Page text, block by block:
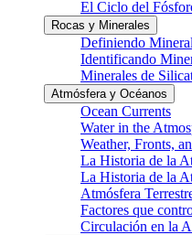
El Ciclo del
Rocas y Minerales
Definiendo
Identificando
Minerales de
Atmósfera y Océanos
Ocean Currents
Water in the
Weather, Fronts,
La Historia de la
La Historia de la
Atmósfera
Factores que
Circulación en la